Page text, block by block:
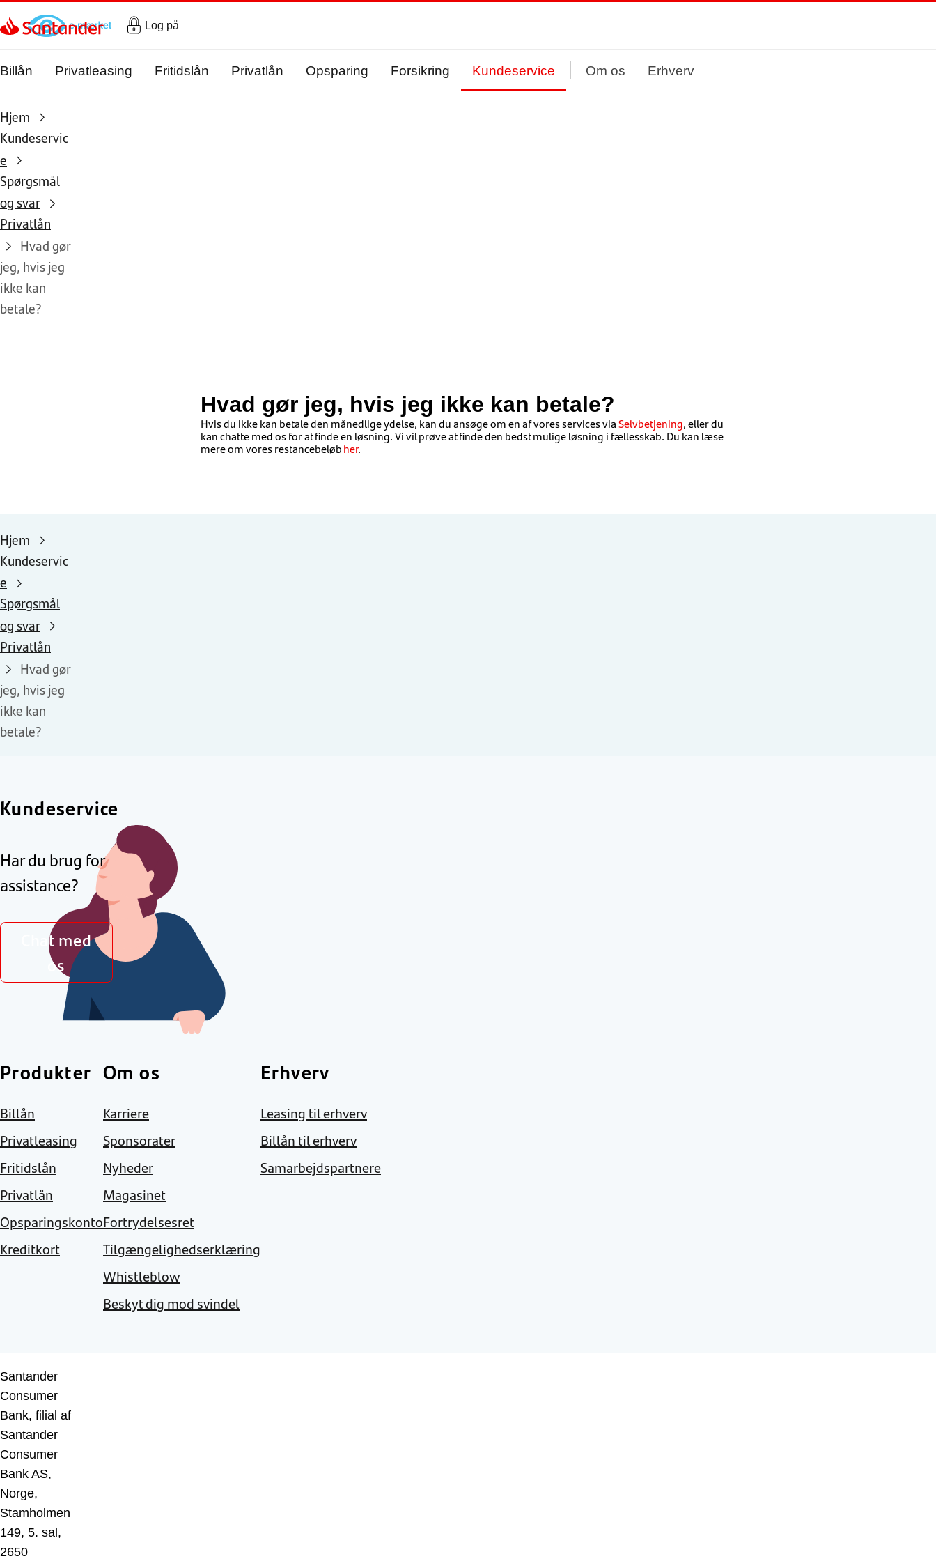
Gå til hovedindholdet
Log på
Billån Privatleasing Fritidslån Privatlån Opsparing Forsikring Kundeservice Om os Erhverv
Hjem
Kundeservic
e
Spørgsmål
og svar
Privatlån
Hvad gør
jeg, hvis jeg
ikke kan
betale?
Hvad gør jeg, hvis jeg ikke kan betale?
Hvis du ikke kan betale den månedlige ydelse, kan du ansøge om en af vores services viaSelvbetjening,ellerdu
kan chatte med os for at finde en løsning.Vi vil prøve at finde den bedst mulige løsning i fællesskab. Du kan læse
mere om vores restancebeløbher.
Hjem
Kundeservic
e
Spørgsmål
og svar
Privatlån
Hvad gør
jeg, hvis jeg
ikke kan
betale?
Kundeservice
Har du brug for
assistance?
Chat med
os
Produkter
Billån
Privatleasing
Fritidslån
Privatlån
Opsparingskonto
Kreditkort
Om os
Karriere
Sponsorater
Nyheder
Magasinet
Fortrydelsesret
Tilgængelighedserklæring
Whistleblow
Beskyt dig mod svindel
Erhverv
Leasing til erhverv
Billån til erhverv
Samarbejdspartnere
Santander
Consumer
Bank, filial af
Santander
Consumer
Bank AS,
Norge,
Stamholmen
149, 5. sal,
2650